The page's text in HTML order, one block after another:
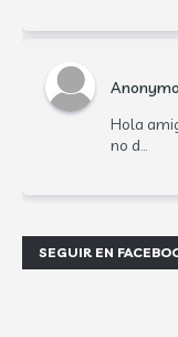
Hola
no d...
SEGUIR EN